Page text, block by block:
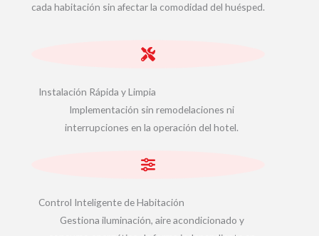
cada habitación sin afectar la comodidad del huésped.
Instalación Rápida y Limpia
Implementación sin remodelaciones ni
interrupciones en la operación del hotel.
Control Inteligente de Habitación
Gestiona iluminación, aire acondicionado y